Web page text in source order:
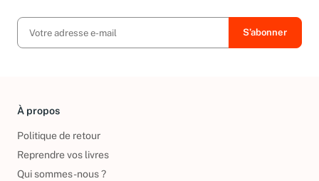
À propos
Politique de retour
Reprendre vos livres
Qui sommes-nous ?